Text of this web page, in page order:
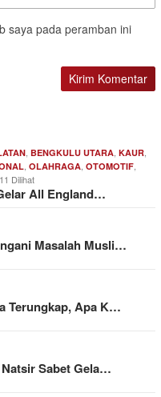
saya pada peramban ini
BENGKULU UTARA KAUR
OLAHRAGA OTOMOTIF
Dilihat
All England…
Masalah Musli…
Terungkap, Apa K…
Sabet Gela…